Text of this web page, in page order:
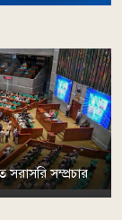
সম্প্রচার